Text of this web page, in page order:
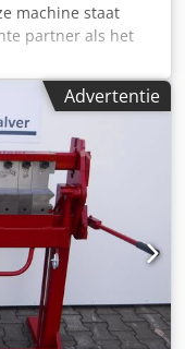
machine staat
partner als het
voor
van de
al jaren in op de
en beschouwen wij
Indien nodig
instructie.
wensen en kijken
Het SGR-
bovenste
buigbalk in
geïnstalleerd
Segmenten van een
Advertentie